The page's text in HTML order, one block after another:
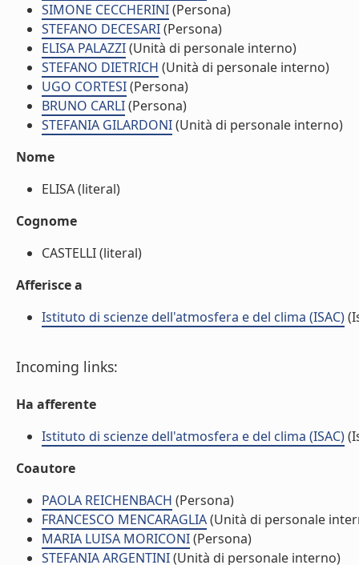
SIMONE CECCHERINI(Persona)
STEFANO DECESARI(Persona)
ELISA PALAZZI(Unità di personale interno)
STEFANO DIETRICH (Unità di personale interno)
UGO CORTESI(Persona)
BRUNO CARLI(Persona)
STEFANIA GILARDONI(Unità di personale interno)
Nome
ELISA (literal)
Cognome
CASTELLI (literal)
Afferisce a
Istituto di scienze dell'atmosfera e del clima (ISAC)
Incoming links:
Ha afferente
Istituto di scienze dell'atmosfera e del clima (ISAC)
Coautore
PAOLA REICHENBACH (Persona)
FRANCESCO MENCARAGLIA(Unità di personale
MARIA LUISA MORICONI(Persona)
STEFANIA ARGENTINI(Unità di personale interno)